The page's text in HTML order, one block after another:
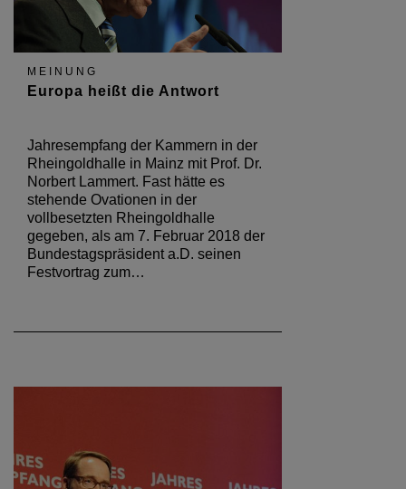
MEINUNG
Europa heißt die Antwort
Jahresempfang der Kammern in der
Rheingoldhalle in Mainz mit Prof. Dr.
Norbert Lammert. Fast hätte es
stehende Ovationen in der
vollbesetzten Rheingoldhalle
gegeben, als am 7. Februar 2018 der
Bundestagspräsident a.D. seinen
Festvortrag zum…